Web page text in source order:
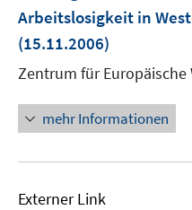
Arbeitslosigkeit in
(15.11.2006)
Zentrum für
mehr Informationen
Externer Link